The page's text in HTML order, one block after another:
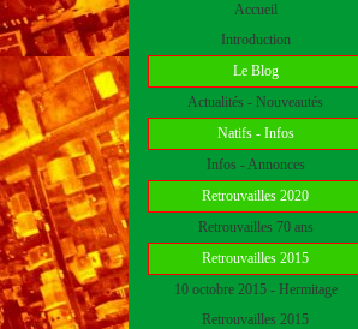
Accueil
Introduction
Le Blog
Actualités - Nouveautés
Natifs - Infos
Infos - Annonces
Retrouvailles 2020
Retrouvailles 70 ans
Retrouvailles 2015
10 octobre 2015 - Hermitage
Retrouvailles 2015